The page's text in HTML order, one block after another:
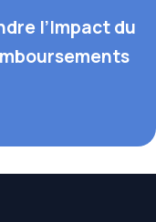
l’Impact du